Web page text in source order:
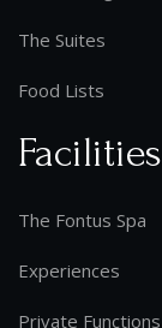
The Suites
Food Lists
Facilities
The Fontus Spa
Experiences
Private Functions